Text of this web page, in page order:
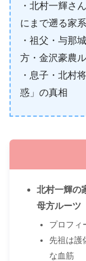
・北村一輝さ
にまで遡る家
・祖父・与那
方・金沢豪農
・息子・北村
惑」の真相
北村一輝の
母方ルーツ
プロフィ
先祖は護
な血筋